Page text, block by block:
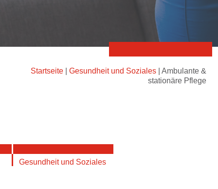
Startseite Gesundheit und Soziales
Ambulante &
stationäre Pflege
Gesundheit und Soziales